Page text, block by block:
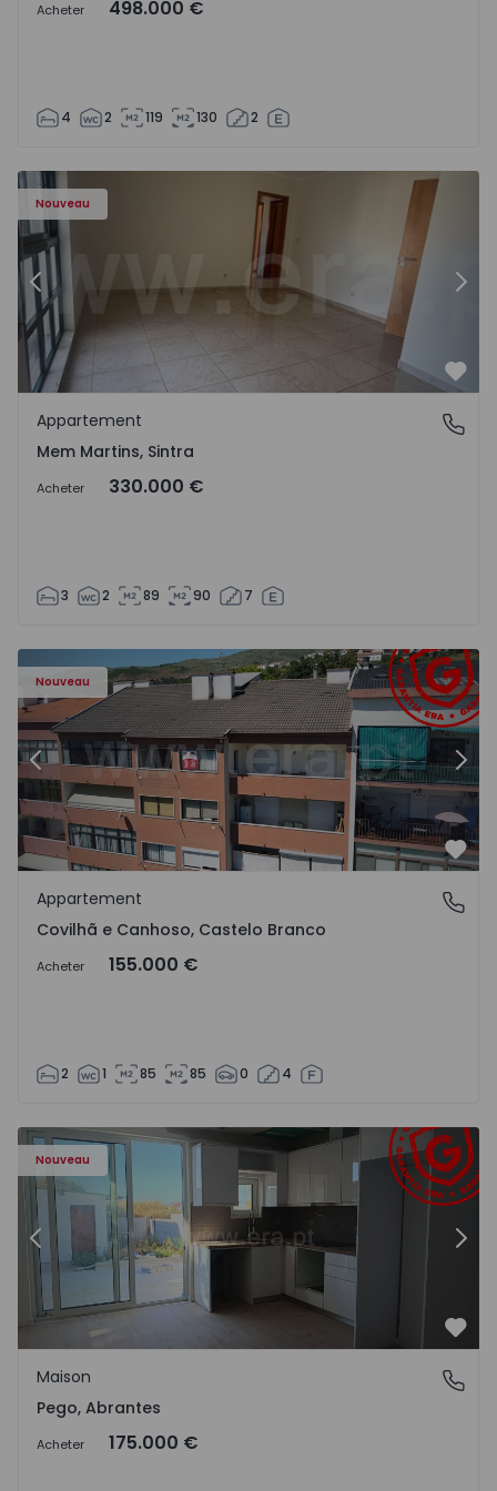
Acheter 498.000 €
4 2 119 130 2
Nouveau
- 15
Appartement T3 Sintra, Algueirão-Mem Martins -
Précédent
Mem Martins, Sintra
Appartement
Mem Martins, Sintra
Acheter 330.000 €
3 2 89 90 7
Nouveau
- 18
Appartement T2 Covilhã, Covilhã e Canhoso - 1497806 -
Précédent
Covilhã e Canhoso, Castelo Branco
Appartement
Covilhã e Canhoso, Castelo Branco
Acheter 155.000 €
2 1 85 85 0 4
Nouveau
Maison T2 Abrantes, Pego - 1575171 - 9
Précédent
Pego, Abrantes
Maison
Pego, Abrantes
Acheter 175.000 €